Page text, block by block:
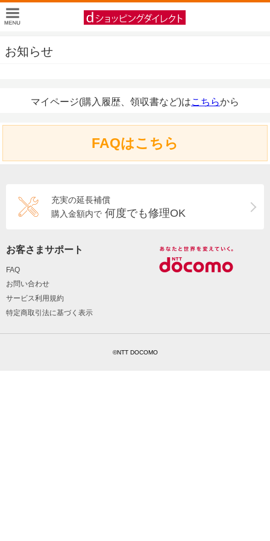
お知らせ
マイページ(購入履歴、領収書など)はこちらから
FAQはこちら
充実の延長補償
購入金額内で 何度でも修理OK
お客さまサポート
FAQ
お問い合わせ
サービス利用規約
特定商取引法に基づく表示
©NTT DOCOMO